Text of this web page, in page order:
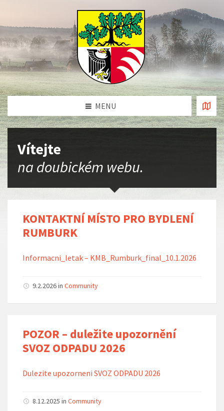
MENU
Vítejte
na doubickém webu.
KONTAKTNÍ MÍSTO PRO BYDLENÍ
RUMBURK
Informacni_letak – KMB_Rumburk_final_10.1.2026
9.2.2026 in Community
POZOR – duležite upozornění
SVOZ ODPADU 2026
Dulezite upozorneni SVOZ ODPADU 2026
8.12.2025 in Community